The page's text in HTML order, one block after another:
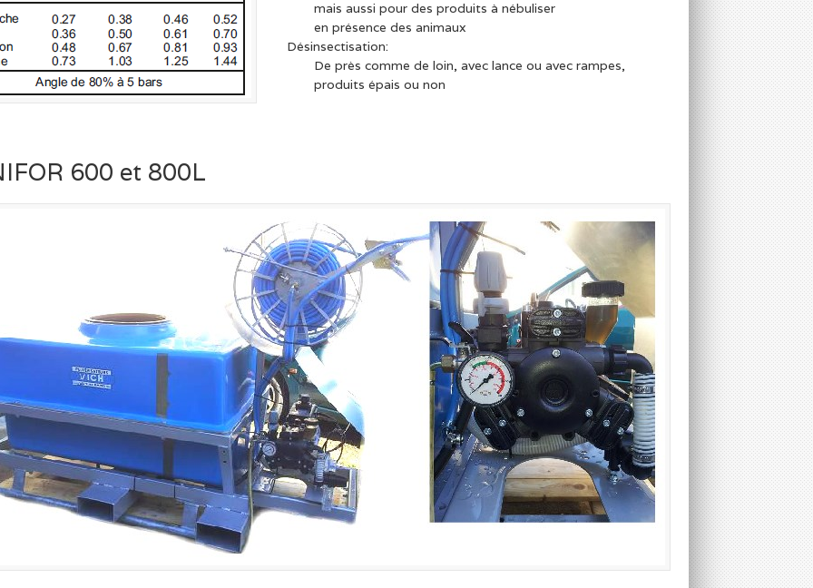
mais aussi pour des produits à nébuliser
en présence des animaux
Désinsectisation:
De près comme de loin, avec lance ou avec rampes,
produits épais ou non
600 et 800L